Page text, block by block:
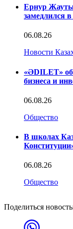
Ернур
замедлился в
06.08.26
Новости
«ӘDILET»
бизнеса и
06.08.26
Общество
В школах
06.08.26
Общество
Поделиться